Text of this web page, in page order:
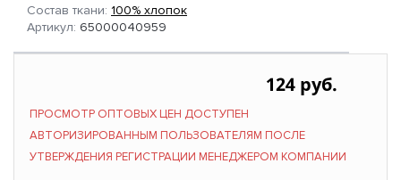
Состав ткани: 100% хлопок
Артикул: 65000040959
124 руб.
ПРОСМОТР ОПТОВЫХ ЦЕН ДОСТУПЕН
АВТОРИЗИРОВАННЫМ ПОЛЬЗОВАТЕЛЯМ ПОСЛЕ
УТВЕРЖДЕНИЯ РЕГИСТРАЦИИ МЕНЕДЖЕРОМ КОМПАНИИ